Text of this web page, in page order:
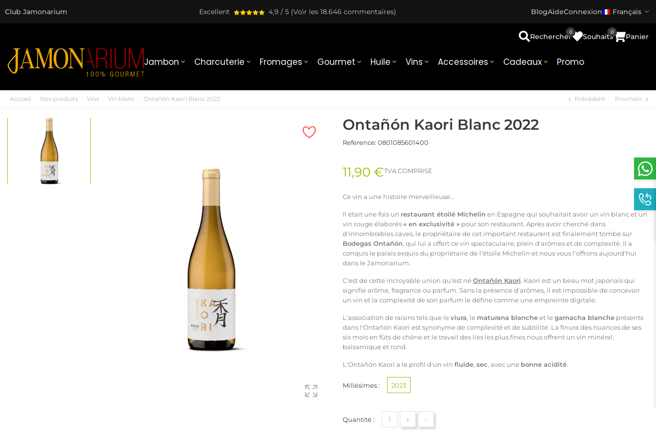
Club Jamonarium Excellent 4,9 / 5 (Voir les 18.646 commentaires) BlogAideConnexion Français
Jambon  Charcuterie  Fromages  Gourmet  Huile  Vins  Accessoires  Cadeaux  Promo
Rechercher Souhaits
0
Panier
0
Accueil Nos produits Vins Vin blanc Ontañón Kaori Blanc 2022 chevron_left Précédent Prochain chevron_right
Ontañón Kaori Blanc 2022
Reference: 0801085601400
11,90 €TVA COMPRISE
Ce vin a une histoire merveilleuse...
Il était une fois un restaurant étoilé Michelin en Espagne qui souhaitait avoir un vin blanc et un
vin rouge élaborés« en exclusivité » pour son restaurant. Après avoir cherché dans
d'innombrables caves, le propriétaire de cet important restaurant est finalement tombé sur
Bodegas Ontañón, qui lui a offert ce vin spectaculaire, plein d'arômes et de complexité. Il a
conquis le palais exquis du propriétaire de l'étoile Michelin et nous vous l'offrons aujourd'hui
dans le Jamonarium.
C'est de cette incroyable union qu'est néOntañón Kaori. Kaori est un beau mot japonais qui
signifie arôme, fragrance ou parfum. Sans la présence d'arômes, il est impossible de concevoir
un vin et la complexité de son parfum le déﬁne comme une empreinte digitale.
L'association de raisins tels que leviura, le maturana blancheet legarnacha blanche présents
dans l'Ontañón Kaori est synonyme de complexité et de subtilité. La ﬁnura des nuances de ses
six mois en fûts de chêne et le travail des lies les plus fines nous offrent un vin minéral,
balsamique et rond.
L'Ontañón Kaori a le profil d'un vin fluide, sec, avec une bonne acidité.
Millésimes : 2023
Quantité : + -